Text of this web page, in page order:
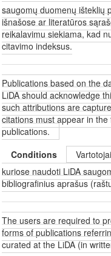
saugomų duomenų išteklių
išnašose ar literatūros
reikalavimu siekiama, kad
citavimo indeksus.
Publications based on the
LiDA should acknowledge
such attributions are
citations must appear in
publications.
Conditions
kuriose naudoti LiDA
bibliografinius aprašus
The users are required to
forms of publications
curated at the LiDA (in